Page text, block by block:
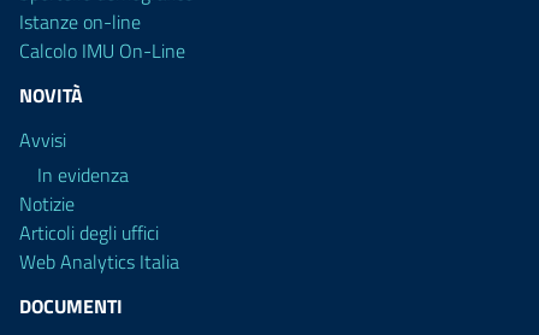
Istanze on-line
Calcolo IMU On-Line
NOVITÀ
Avvisi
In evidenza
Notizie
Articoli degli uffici
Web Analytics Italia
DOCUMENTI